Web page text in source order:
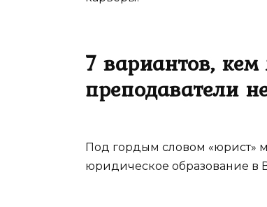
7 вариантов,
преподаватели
Под гордым словом «юрист»
юридическое образование в